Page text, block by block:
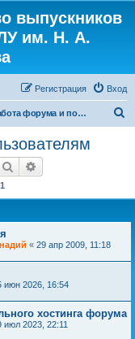
выпускников
им. Н. А.
Вход
Регистрация
Работа форума и помощь пользователям
Поиск
1
« 29 апр 2009, 11:18
июн 2026, 16:54
хостинга форума
июл 2023, 22:11